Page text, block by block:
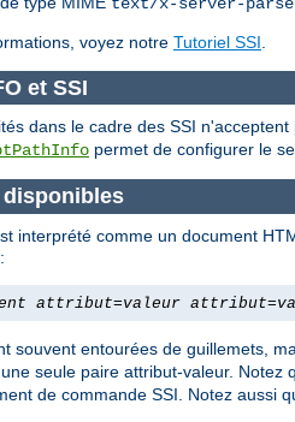
voyez notre Tutoriel SSI
et SSI
dans le cadre des SSI
permet de configurer le
disponibles
interprété comme un document
attribut=valeur attribut=
souvent entourées de guillemets,
seule paire attribut-valeur. Notez
de commande SSI. Notez aussi